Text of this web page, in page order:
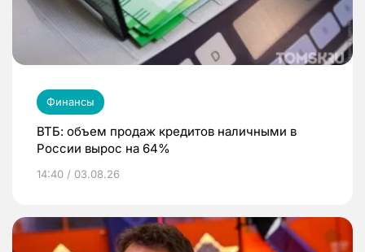
Финансы
ВТБ: объем продаж кредитов наличными в
России вырос на 64%
14:40 / 03.08.26